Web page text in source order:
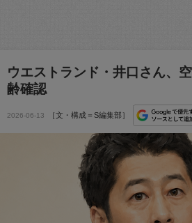
ウエストランド・井口さん、
齢確認
2026-06-13 ［文・構成＝S編集部］